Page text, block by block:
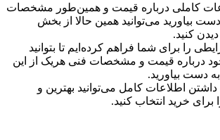
کاملی درباره قیمت و همین‌طور مشخصات
بیاورید می‌توانید همین حالا از بخش
کنید.
را برای شما فراهم کرده‌ایم تا بتوانید
خود درباره قیمت و مشخصات فنی هریک از این
به دست بیاورید.
اطلاعات کامل می‌توانید بهترین و
خرید انتخاب کنید.